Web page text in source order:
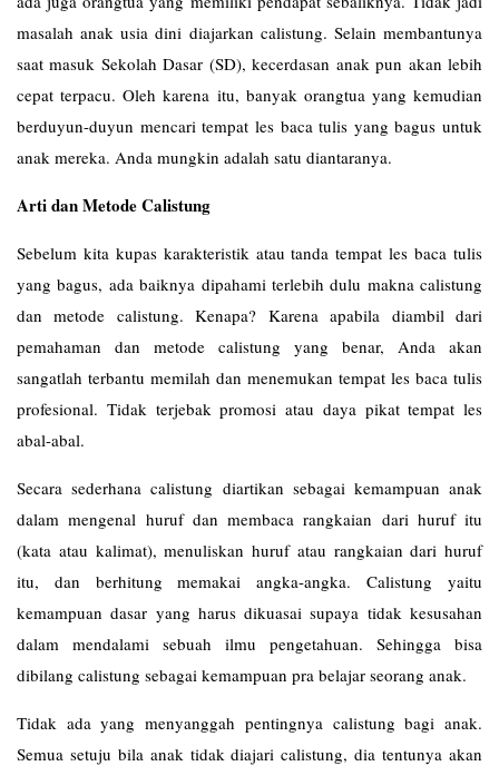
masalah anak usia dini diajarkan calistung. Selain membantunya
saat masuk Sekolah Dasar (SD), kecerdasan anak pun akan lebih
cepat terpacu. Oleh karena itu, banyak orangtua yang kemudian
berduyun-duyun mencari tempat les baca tulis yang bagus untuk
anak mereka. Anda mungkin adalah satu diantaranya.
Arti dan Metode Calistung
Sebelum kita kupas karakteristik atau tanda tempat les baca tulis
yang bagus, ada baiknya dipahami terlebih dulu makna calistung
dan metode calistung. Kenapa? Karena apabila diambil dari
pemahaman dan metode calistung yang benar, Anda akan
sangatlah terbantu memilah dan menemukan tempat les baca tulis
profesional. Tidak terjebak promosi atau daya pikat tempat les
abal-abal.
Secara sederhana calistung diartikan sebagai kemampuan anak
dalam mengenal huruf dan membaca rangkaian dari huruf itu
(kata atau kalimat), menuliskan huruf atau rangkaian dari huruf
itu, dan berhitung memakai angka-angka. Calistung yaitu
kemampuan dasar yang harus dikuasai supaya tidak kesusahan
dalam mendalami sebuah ilmu pengetahuan. Sehingga bisa
dibilang calistung sebagai kemampuan pra belajar seorang anak.
Tidak ada yang menyanggah pentingnya calistung bagi anak.
Semua setuju bila anak tidak diajari calistung, dia tentunya akan